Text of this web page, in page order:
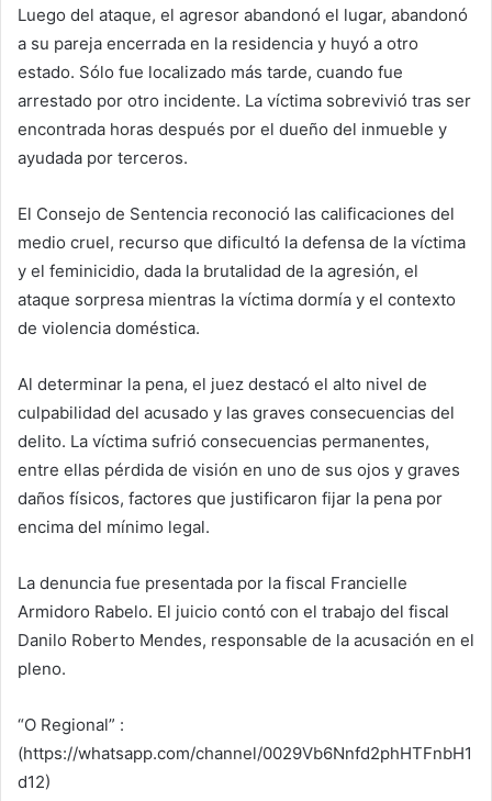
Luego del ataque, el agresor abandonó el lugar, abandonó
a su pareja encerrada en la residencia y huyó a otro
estado. Sólo fue localizado más tarde, cuando fue
arrestado por otro incidente. La víctima sobrevivió tras ser
encontrada horas después por el dueño del inmueble y
ayudada por terceros.
El Consejo de Sentencia reconoció las calificaciones del
medio cruel, recurso que dificultó la defensa de la víctima
y el feminicidio, dada la brutalidad de la agresión, el
ataque sorpresa mientras la víctima dormía y el contexto
de violencia doméstica.
Al determinar la pena, el juez destacó el alto nivel de
culpabilidad del acusado y las graves consecuencias del
delito. La víctima sufrió consecuencias permanentes,
entre ellas pérdida de visión en uno de sus ojos y graves
daños físicos, factores que justificaron fijar la pena por
encima del mínimo legal.
La denuncia fue presentada por la fiscal Francielle
Armidoro Rabelo. El juicio contó con el trabajo del fiscal
Danilo Roberto Mendes, responsable de la acusación en el
pleno.
“O Regional” :
(https://whatsapp.com/channel/0029Vb6Nnfd2phHTFnbH1
d12)